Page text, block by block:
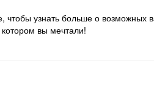
чтобы узнать больше о
вы мечтали!